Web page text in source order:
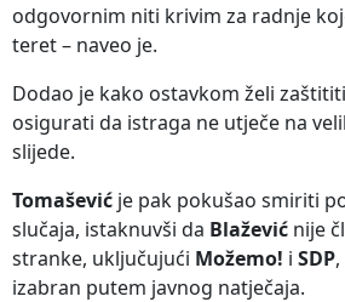
odgovornim niti krivim za radnje
teret – naveo je.
Dodao je kako ostavkom želi
osigurati da istraga ne utječe na
slijede.
Tomašević je pak pokušao smiriti
slučaja, istaknuvši da Blažević nije
stranke, uključujući Možemo! i SDP
izabran putem javnog natječaja.